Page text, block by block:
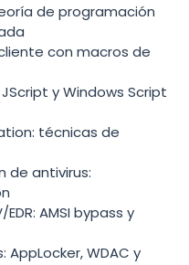
de programación
con macros de
y Windows Script
técnicas de
de antivirus:
AMSI bypass y
WDAC y